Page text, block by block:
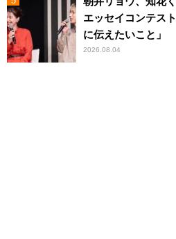
エッセイコンテス
に伝えたいこと」
2026.08.04